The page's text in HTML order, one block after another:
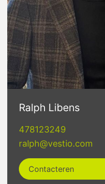
Ralph Libens
478123249
ralph@vestio.com
Contacteren